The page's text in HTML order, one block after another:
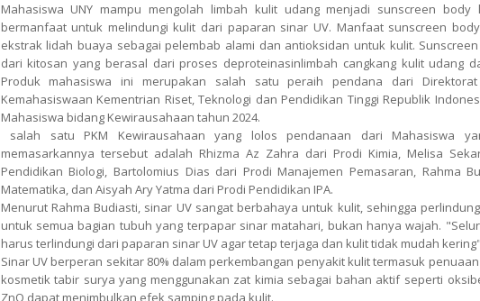
Mahasiswa UNY mampu mengolah limbah kulit udang menjadi sunscreen
bermanfaat untuk melindungi kulit dari paparan sinar UV. Manfaat sunscreen
ekstrak lidah buaya sebagai pelembab alami dan antioksidan untuk kulit.
dari kitosan yang berasal dari proses deproteinasinlimbah cangkang kulit udang
Produk mahasiswa ini merupakan salah satu peraih pendana dari Direktorat
Kemahasiswaan Kementrian Riset, Teknologi dan Pendidikan Tinggi Republik
Mahasiswa bidang Kewirausahaan tahun 2024.
salah satu PKM Kewirausahaan yang lolos pendanaan dari Mahasiswa
memasarkannya tersebut adalah Rhizma Az Zahra dari Prodi Kimia, Melisa
Pendidikan Biologi, Bartolomius Dias dari Prodi Manajemen Pemasaran, Rahma
Matematika, dan Aisyah Ary Yatma dari Prodi Pendidikan IPA.
Menurut Rahma Budiasti, sinar UV sangat berbahaya untuk kulit, sehingga
untuk semua bagian tubuh yang terpapar sinar matahari, bukan hanya wajah.
harus terlindungi dari paparan sinar UV agar tetap terjaga dan kulit tidak mudah
Sinar UV berperan sekitar 80% dalam perkembangan penyakit kulit termasuk
kosmetik tabir surya yang menggunakan zat kimia sebagai bahan aktif seperti
ZnO dapat menimbulkan efek samping pada kulit.